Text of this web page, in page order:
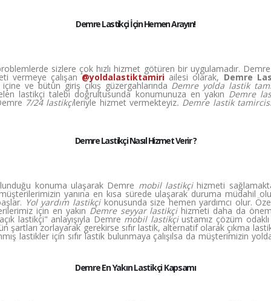
Demre Lastikçi İçin Hemen Arayın!
sizlere çok hızlı hizmet götüren bir uygulamadır.
vermeye çalışan@yoldalastiktamiri ailesi olarak, Demre
ve bütün giriş çıkış güzergahlarında Demre yolda lastik
lastikçi talebi doğrultusunda konumunuza en yakın Demre
7/24 lastikçileriyle hizmet vermekteyiz. Demre lastik
Demre Lastikçi Nasıl Hizmet Verir ?
konuma ulaşarak Demre mobil lastikçihizmeti
yanına en kısa sürede ulaşarak duruma müdahil
Yol yardım lastikçikonusunda size hemen yardımcı olur.
için en yakın Demre seyyar lastikçihizmeti daha da
lastikçi" anlayışıyla Demre mobil lastikçiustamız çözüm
şartları zorlayarak gerekirse sıfır lastik, alternatif olarak çıkma
lastikler için sıfır lastik bulunmaya çalışılsa da müşterimizin
Demre En Yakın Lastikçi Kapsamı